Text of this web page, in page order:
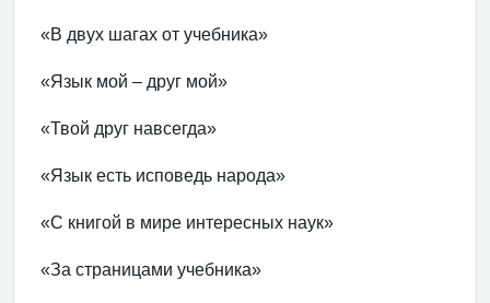
«В двух шагах от учебника»
«Язык мой – друг мой»
«Твой друг навсегда»
«Язык есть исповедь народа»
«С книгой в мире интересных наук»
«За страницами учебника»